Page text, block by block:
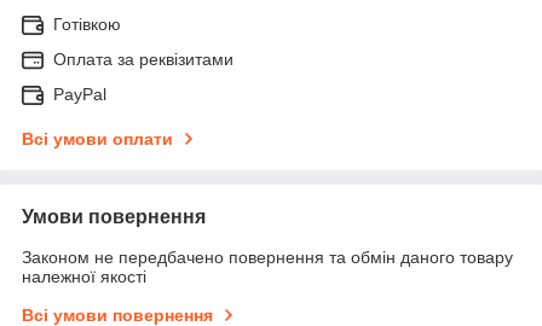
Готівкою
Оплата за реквізитами
PayPal
Всі умови оплати
Умови повернення
Законом не передбачено повернення та обмін даного товару
належної якості
Всі умови повернення